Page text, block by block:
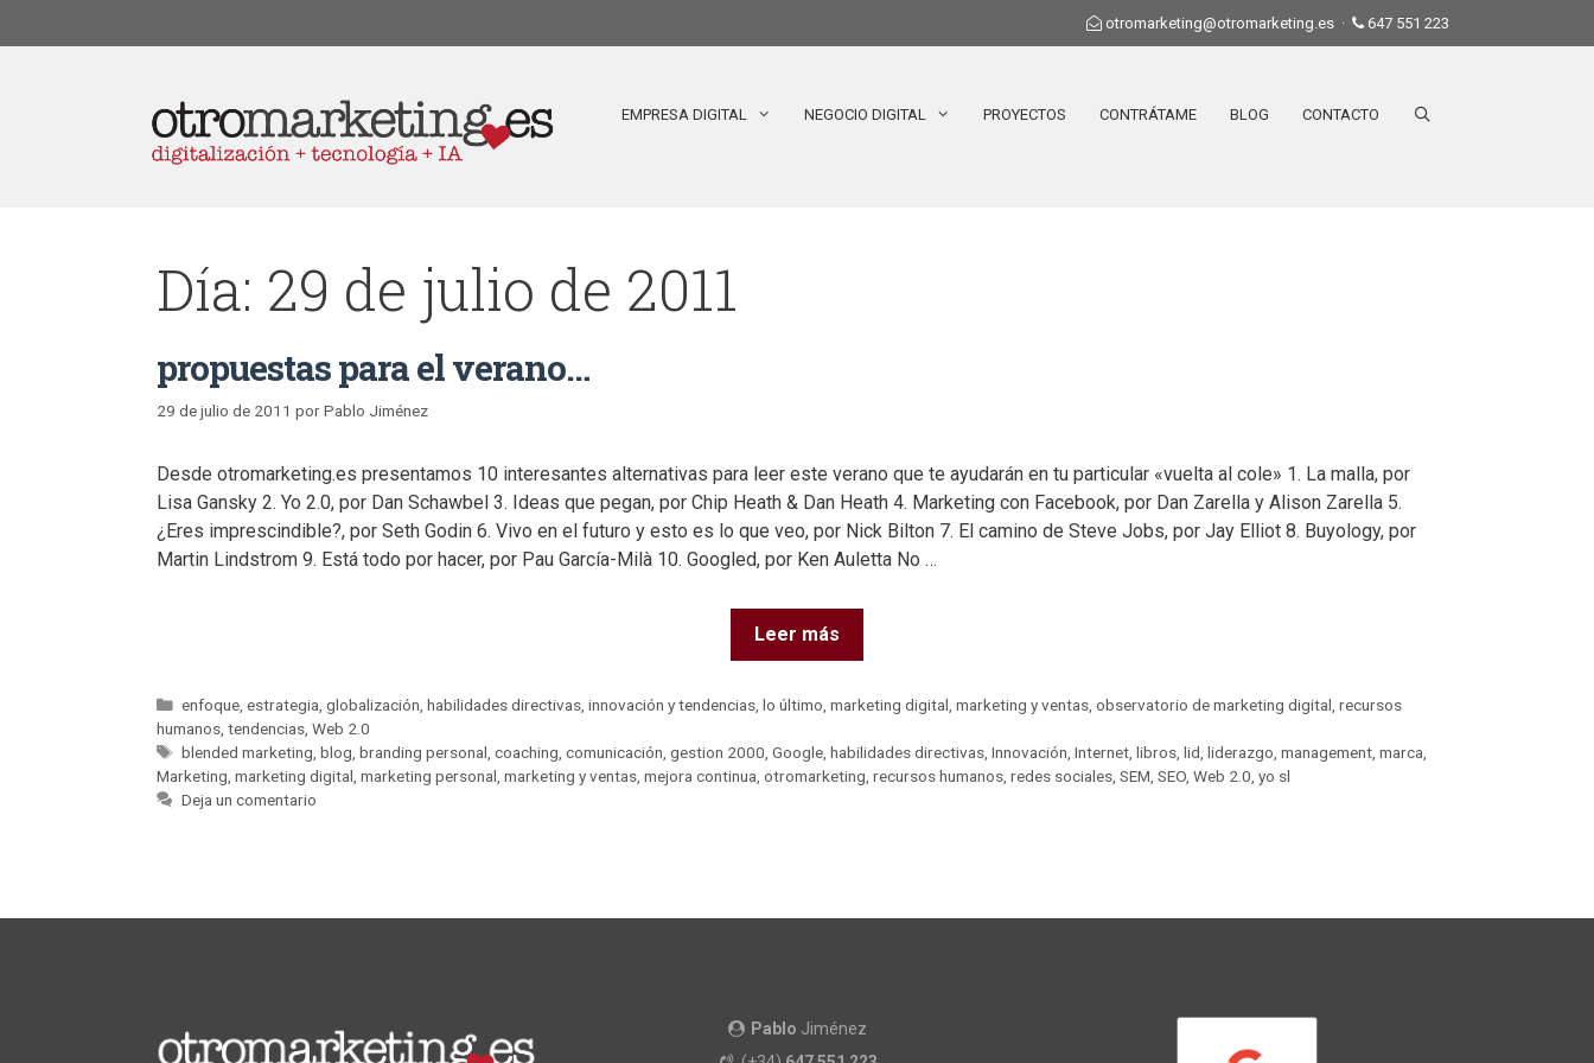
otromarketing@otromarketing.es · 647 551 223
EMPRESA DIGITAL NEGOCIO DIGITAL PROYECTOS CONTRÁTAME BLOG CONTACTO
Día: 29 de julio de 2011
propuestas para el verano…
29 de julio de 2011 porPablo Jiménez
Desde otromarketing.es presentamos 10 interesantes alternativas para leer este verano que te ayudarán en tu particular «vuelta al cole» 1. La malla, por
Lisa Gansky 2. Yo 2.0, por Dan Schawbel 3. Ideas que pegan, por Chip Heath & Dan Heath 4. Marketing con Facebook, por Dan Zarella y Alison Zarella 5.
¿Eres imprescindible?, por Seth Godin 6. Vivo en el futuro y esto es lo que veo, por Nick Bilton 7. El camino de Steve Jobs, por Jay Elliot 8. Buyology, por
Martin Lindstrom 9. Está todo por hacer, por Pau García-Milà 10. Googled, por Ken Auletta No …
Leer más
enfoque ,estrategia ,globalización ,habilidades directivas ,innovación y tendencias ,lo último ,marketing digital ,marketing y ventas ,observatorio de marketing digital ,recursos
humanos tendencias Web 2.0
blended marketing ,blog ,branding personal ,coaching ,comunicación ,gestion 2000 ,Google ,habilidades directivas ,Innovación ,Internet ,libros ,lid ,liderazgo ,management ,marca
Marketing marketing digital marketing personal marketing y ventas mejora continua otromarketing recursos humanos redes sociales SEM SEO Web 2.0 yo sl
Deja un comentario
Pablo Jiménez